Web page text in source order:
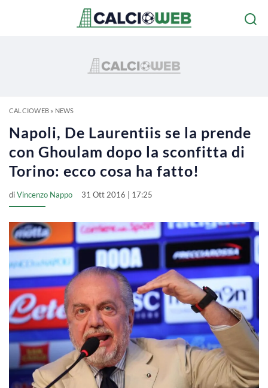
CALCIOWEB» NEWS
Napoli, De Laurentiis se la prende
con Ghoulam dopo la sconfitta di
Torino: ecco cosa ha fatto!
diVincenzo Nappo 31 Ott 2016 | 17:25